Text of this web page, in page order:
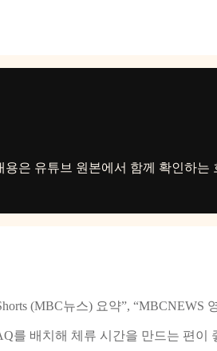
은 유튜브 원본에서 함께 확인하는
(MBC뉴스) 요약”, “MBCNEWS
를 배치해 체류 시간을 만드는 편이